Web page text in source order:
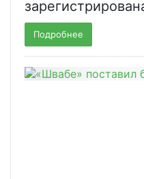
Подробнее